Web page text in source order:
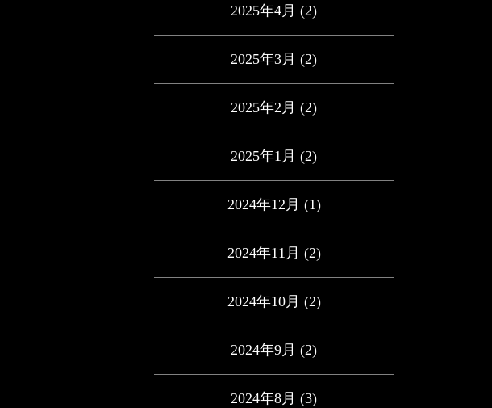
2025年4月 (2)
2025年3月 (2)
2025年2月 (2)
2025年1月 (2)
2024年12月 (1)
2024年11月 (2)
2024年10月 (2)
2024年9月 (2)
2024年8月 (3)